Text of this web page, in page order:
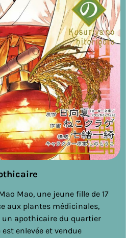
Mao, une jeune fille de 17
aux plantes médicinales,
un apothicaire du quartier
enlevée et vendue